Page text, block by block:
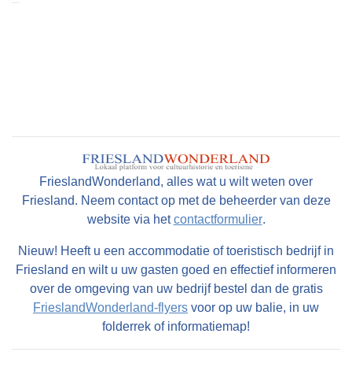
FrieslandWonderland, alles wat u wilt weten over
Friesland. Neem contact op met de beheerder van deze
website via hetcontactformulier.
Nieuw! Heeft u een accommodatie of toeristisch bedrijf in
Friesland en wilt u uw gasten goed en effectief informeren
over de omgeving van uw bedrijf bestel dan de gratis
FrieslandWonderland-flyers voor op uw balie, in uw
folderrek of informatiemap!